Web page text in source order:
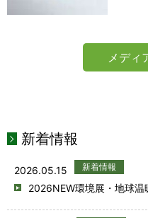
メディ
新着情報
2026.05.15 新着情報
2026NEW環境展・地球